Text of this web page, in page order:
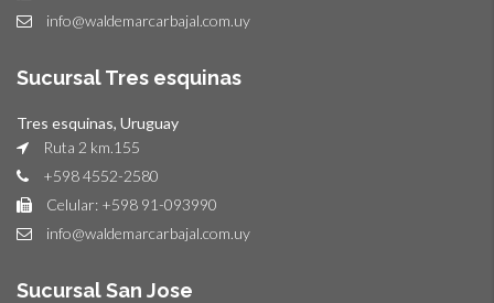
info@waldemarcarbajal.com.uy
Sucursal Tres esquinas
Tres esquinas, Uruguay
Ruta 2 km.155
+598 4552-2580
Celular: +598 91-093990
info@waldemarcarbajal.com.uy
Sucursal San Jose